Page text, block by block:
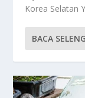
Korea Selatan
BACA